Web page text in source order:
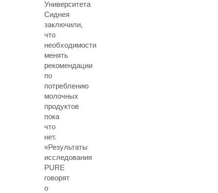
Университета
Сиднея
заключили,
что
необходимости
менять
рекомендации
по
потреблению
молочных
продуктов
пока
что
нет.
«Результаты
исследования
PURE
говорят
о